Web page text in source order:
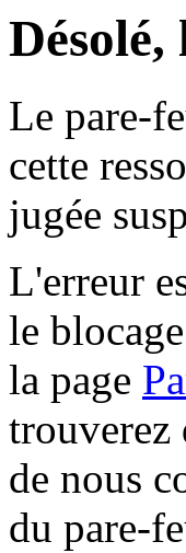
Désolé,
Le pare-
cette
jugée
L'erreur
le
la page
trouverez
de nous
du pare-